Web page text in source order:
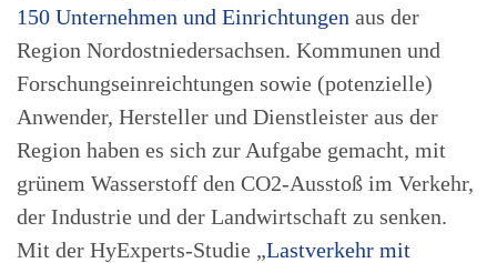
150 Unternehmen und Einrichtungen aus der
Region Nordostniedersachsen. Kommunen und
Forschungseinreichtungen sowie (potenzielle)
Anwender, Hersteller und Dienstleister aus der
Region haben es sich zur Aufgabe gemacht, mit
grünem Wasserstoff den CO2-Ausstoß im Verkehr,
der Industrie und der Landwirtschaft zu senken.
Mit der HyExperts-Studie „Lastverkehr mit